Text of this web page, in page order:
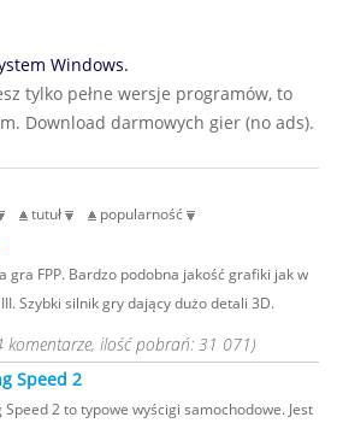
Windows.
tylko pełne wersje programów, to
Download darmowych gier (no ads).
tutuł popularność
gra FPP. Bardzo podobna jakość grafiki jak w
Szybki silnik gry dający dużo detali 3D.
ilość pobrań: 31 071)
Speed 2
Speed 2 to typowe wyścigi samochodowe. Jest